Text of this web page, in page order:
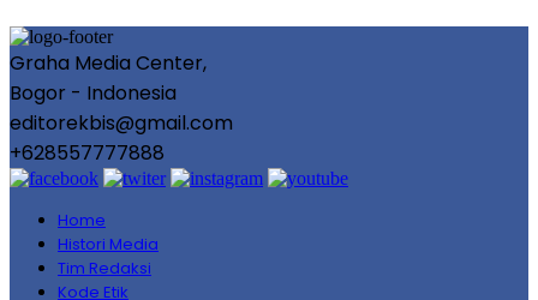
Graha Media Center,
Bogor - Indonesia
editorekbis@gmail.com
+628557777888
Home
Histori Media
Tim Redaksi
Kode Etik